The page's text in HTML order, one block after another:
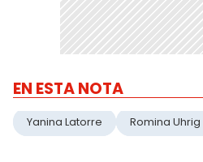
EN ESTA NOTA
Yanina Latorre Romina Uhrig